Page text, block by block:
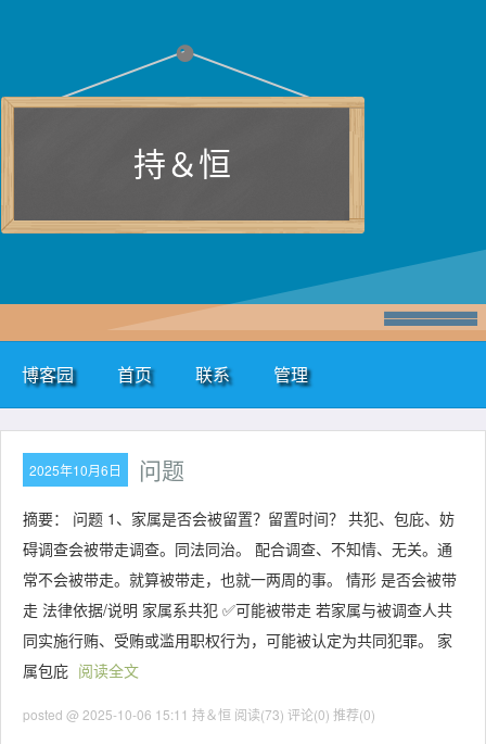
持＆恒
博客园 首页 联系 管理
2025年10月6日 问题
摘要： 问题 1、家属是否会被留置？留置时间？ 共犯、包庇、妨
碍调查会被带走调查。同法同治。 配合调查、不知情、无关。通
常不会被带走。就算被带走，也就一两周的事。 情形 是否会被带
走 法律依据/说明 家属系共犯 ✅可能被带走 若家属与被调查人共
同实施行贿、受贿或滥用职权行为，可能被认定为共同犯罪。 家
属包庇 阅读全文
posted @ 2025-10-06 15:11 持＆恒 阅读(73) 评论(0) 推荐(0)